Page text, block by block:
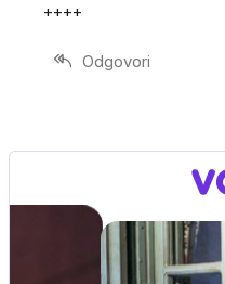
++++
Odgovori